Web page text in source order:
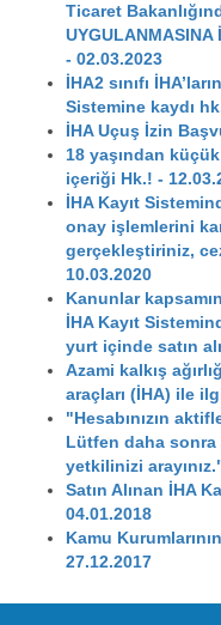
Ticaret
- 02.03.2023
İHA2 sınıfı
Sistemine kaydı
İHA Uçuş İzin
18 yaşından
içeriği Hk.! -
İHA Kayıt
onay işlemlerini
gerçekleştiriniz,
10.03.2020
Kanunlar
İHA Kayıt
yurt içinde satın
Azami kalkış
araçları (İHA) ile
"Hesabınızın
Lütfen daha
yetkilinizi
Satın Alınan İHA
04.01.2018
Kamu
27.12.2017